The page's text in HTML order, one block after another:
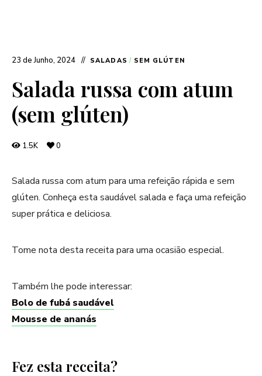
23 de Junho, 2024 SALADAS / SEM GLÚTEN
Salada russa com atum
(sem glúten)
1.5K 0
Salada russa com atum para uma refeição rápida e sem
glúten. Conheça esta saudável salada e faça uma refeição
super prática e deliciosa.
Tome nota desta receita para uma ocasião especial.
Também lhe pode interessar:
Bolo de fubá saudável
Mousse de ananás
Fez esta receita?